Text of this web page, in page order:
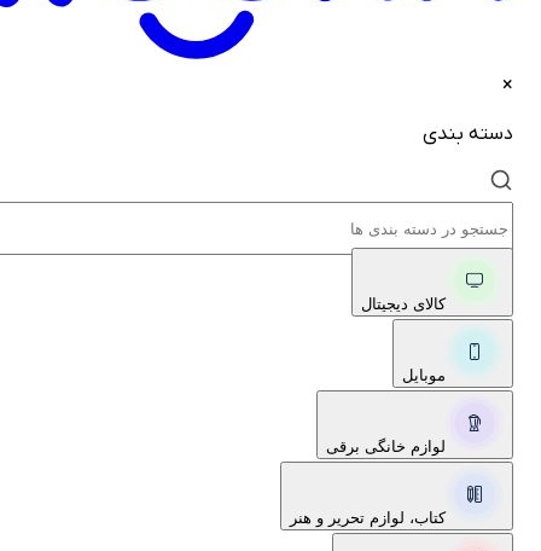
بندی
کالای دیجیتال
موبایل
لوازم خانگی برقی
کتاب، لوازم تحریر و هنر